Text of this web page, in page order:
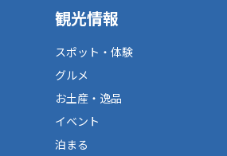
観光情報
スポット・体験
グルメ
お土産・逸品
イベント
泊まる